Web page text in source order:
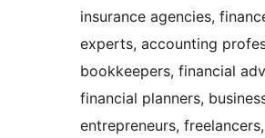
insurance agencies,
experts, accounting
bookkeepers, financial
financial planners,
entrepreneurs,